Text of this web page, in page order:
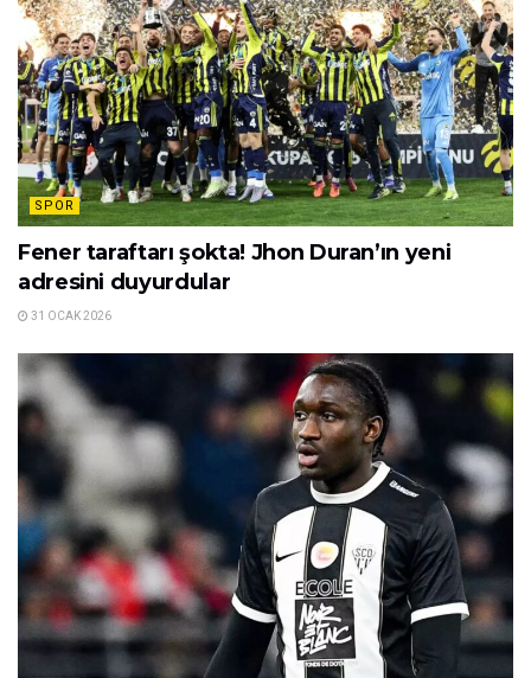
SPOR
Fener taraftarı şokta! Jhon Duran’ın yeni
adresini duyurdular
31 OCAK 2026